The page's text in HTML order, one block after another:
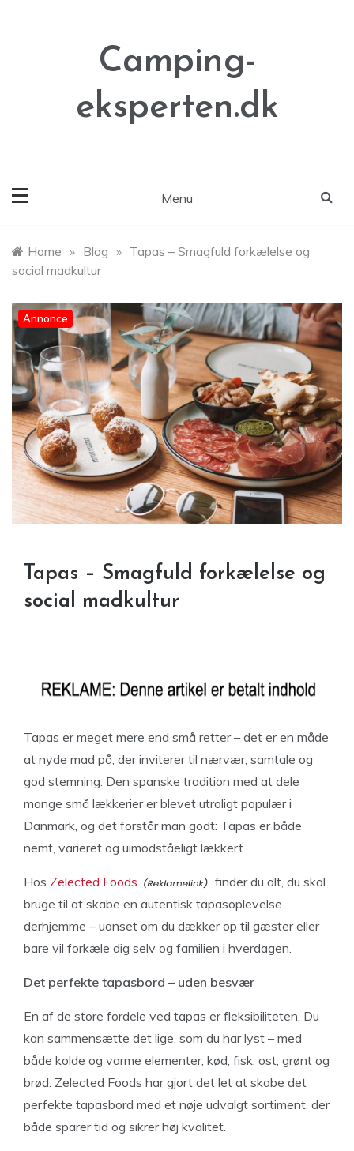
Camping-
eksperten.dk
Menu
Home » Blog » Tapas – Smagfuld forkælelse og
social madkultur
Annonce
Tapas – Smagfuld forkælelse og
social madkultur
Tapas er meget mere end små retter – det er en måde
at nyde mad på, der inviterer til nærvær, samtale og
god stemning. Den spanske tradition med at dele
mange små lækkerier er blevet utroligt populær i
Danmark, og det forstår man godt: Tapas er både
nemt, varieret og uimodståeligt lækkert.
Hos Zelected Foods
finder du alt, du skal
bruge til at skabe en autentisk tapasoplevelse
derhjemme – uanset om du dækker op til gæster eller
bare vil forkæle dig selv og familien i hverdagen.
Det perfekte tapasbord – uden besvær
En af de store fordele ved tapas er fleksibiliteten. Du
kan sammensætte det lige, som du har lyst – med
både kolde og varme elementer, kød, fisk, ost, grønt og
brød. Zelected Foods har gjort det let at skabe det
perfekte tapasbord med et nøje udvalgt sortiment, der
både sparer tid og sikrer høj kvalitet.